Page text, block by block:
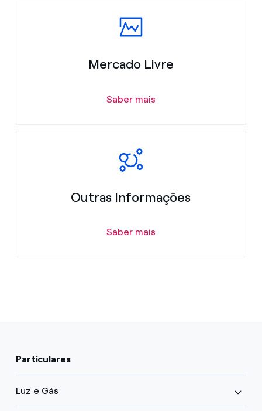
Mercado Livre
Saber mais
Outras Informações
Saber mais
Particulares
Luz e Gás